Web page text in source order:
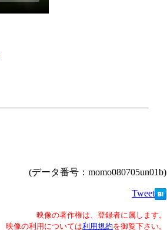
(データ番号：momo080705un01b)
Tweet
映像の著作権は、登録者に属します。
映像の利用については利用規約を御覧下さい。